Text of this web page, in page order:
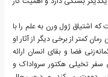
اشتیاق ژول ورن به علم را با
کمتر از برخی دیگر از آثار او
فضا و بقای انسان ارائه
سفر تخیلی هکتور سرواداک و